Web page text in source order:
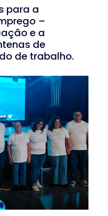
para a
–
e a
de
de trabalho.